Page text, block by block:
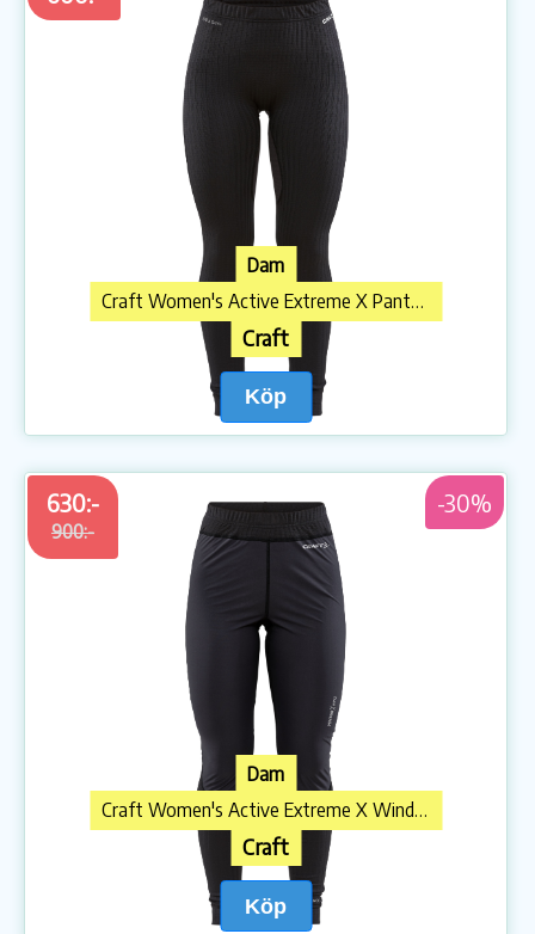
Dam
Craft Women's Active Extreme X Pants Black
Craft
Köp
630:-
900:-
-30%
Dam
Craft Women's Active Extreme X Wind Pants Black/Granite
Craft
Köp